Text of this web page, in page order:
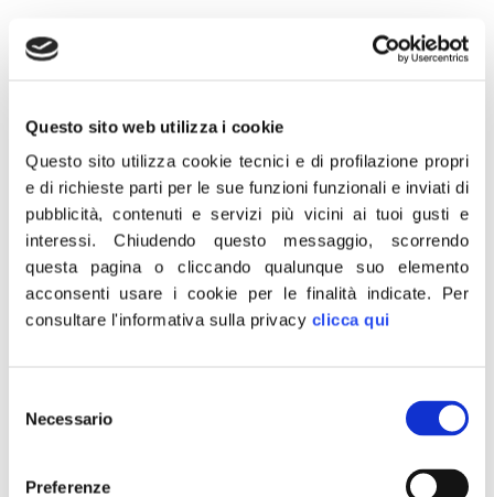
Questo sito web utilizza i cookie
Questo sito utilizza cookie tecnici e di profilazione propri
e di richieste parti per le sue funzioni funzionali e inviati di
pubblicità, contenuti e servizi più vicini ai tuoi gusti e
interessi.Chiudendo questo messaggio, scorrendo
questa pagina o cliccando qualunque suo elemento
acconsenti usare i cookie per le finalità indicate. Per
consultare l'informativa sulla privacy clicca qui
delNecessario
Preferenze
“L’Italia non ha utilizzato i Diritti Speciali di Prelievo, che
proprio in questi giorni il FMI emetterà, perdendo come
ha evidenziato Giorgia Meloni, l’ennesima occasione
contro la crisi economica aggravata dalla pandemia.
Diritti che avrebbero potuto dare liquidità senza
condizioni da immettere nel circuito economico del
nostro Paese. Una proposta fatta un anno fa proprio
dalla leader di FdI, ovviamente bocciata e tacciata di
sovranismo. A questo punto Draghi almeno sui Diritti di
Lo dichiara Marco Osnato, deputato e capogruppo
Fratelli d’Italia in commissione Finanze
CONDIVIDI